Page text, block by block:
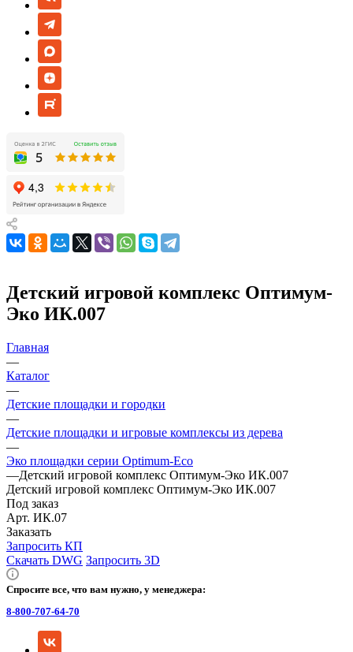
Детский игровой комплекс Оптимум-
Эко ИК.007
Главная
—
Каталог
—
Детские площадки и городки
—
Детские площадки и игровые комплексы из дерева
—
Эко площадки серии Оptimum-Еco
—Детский игровой комплекс Оптимум-Эко ИК.007
Детский игровой комплекс Оптимум-Эко ИК.007
Под заказ
Арт. ИК.07
Заказать
Запросить КП
Скачать DWG Запросить 3D
Спросите все, что вам нужно, у менеджера:
8-800-707-64-70